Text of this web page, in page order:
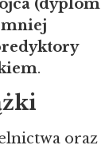
(dyplom
.
oraz